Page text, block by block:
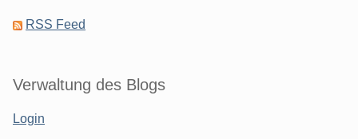
RSS Feed
Verwaltung des Blogs
Login